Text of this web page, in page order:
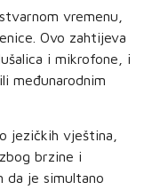
vremenu,
Ovo zahtijeva
i mikrofone, i
međunarodnim
jezičkih vještina,
brzine i
da je simultano